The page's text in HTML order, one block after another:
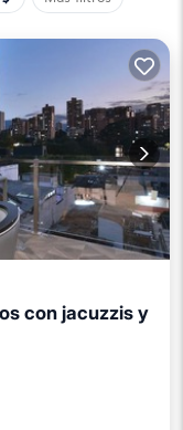
con jacuzzis y